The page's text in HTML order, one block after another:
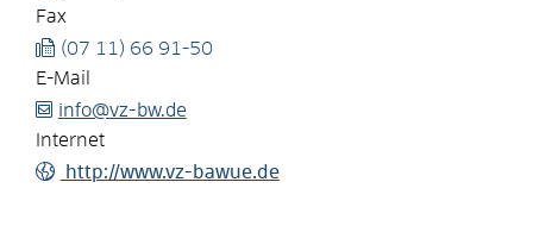
Fax
(07 11) 66 91-50
E-Mail
info@vz-bw.de
Internet
http://www.vz-bawue.de